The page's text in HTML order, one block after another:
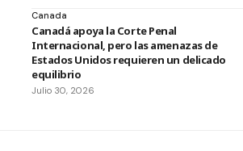
Canada
Canadá apoya la Corte Penal
Internacional, pero las amenazas de
Estados Unidos requieren un delicado
equilibrio
Julio 30, 2026